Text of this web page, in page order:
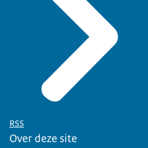
RSS
Over deze site